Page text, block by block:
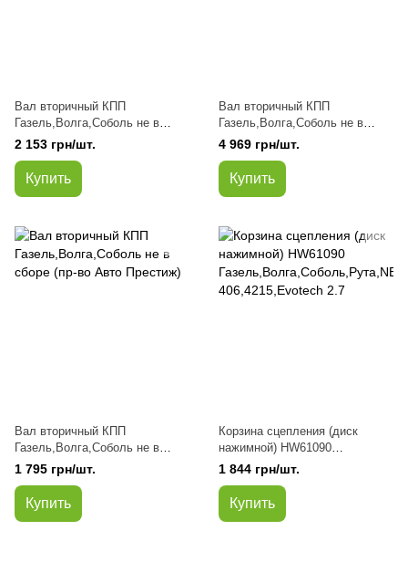
Вал вторичный КПП
Газель,Волга,Соболь не в
сборе (пр-во ДК)
2 153 грн/шт.
Купить
Вал вторичный КПП
Газель,Волга,Соболь не в
сборе (пр-во ГАЗ)
4 969 грн/шт.
Купить
Вал вторичный КПП
Газель,Волга,Соболь не в
сборе (пр-во Авто Престиж)
1 795 грн/шт.
Купить
Корзина сцепления (диск
нажимной) HW61090
Газель,Волга,Соболь,Рута,NE
XT,Бизнес 406,4215,Evotech
2.7
1 844 грн/шт.
Купить